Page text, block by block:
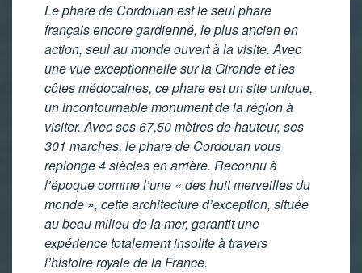
Le phare de Cordouan est le seul phare
français encore gardienné, le plus ancien en
action, seul au monde ouvert à la visite. Avec
une vue exceptionnelle sur la Gironde et les
côtes médocaines, ce phare est un site unique,
un incontournable monument de la région à
visiter. Avec ses 67,50 mètres de hauteur, ses
301 marches, le phare de Cordouan vous
replonge 4 siècles en arrière. Reconnu à
l’époque comme l’une « des huit merveilles du
monde », cette architecture d’exception, située
au beau milieu de la mer, garantit une
expérience totalement insolite à travers
l’histoire royale de la France.